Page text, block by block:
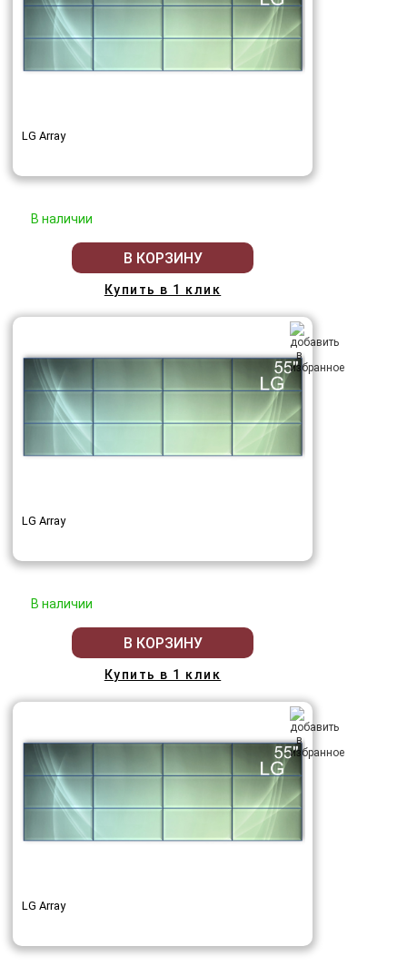
LG Array
В наличии
В КОРЗИНУ
Купить в 1 клик
LG Array
В наличии
В КОРЗИНУ
Купить в 1 клик
LG Array